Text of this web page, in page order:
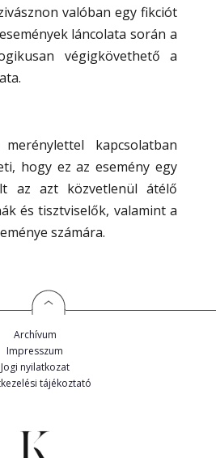
valóban egy fikciót
láncolata során a
végigkövethető a
kapcsolatban
hogy ez az esemény egy
az azt közvetlenül átélő
és tisztviselők, valamint a
számára.
Archívum
Impresszum
Jogi nyilatkozat
tájékoztató